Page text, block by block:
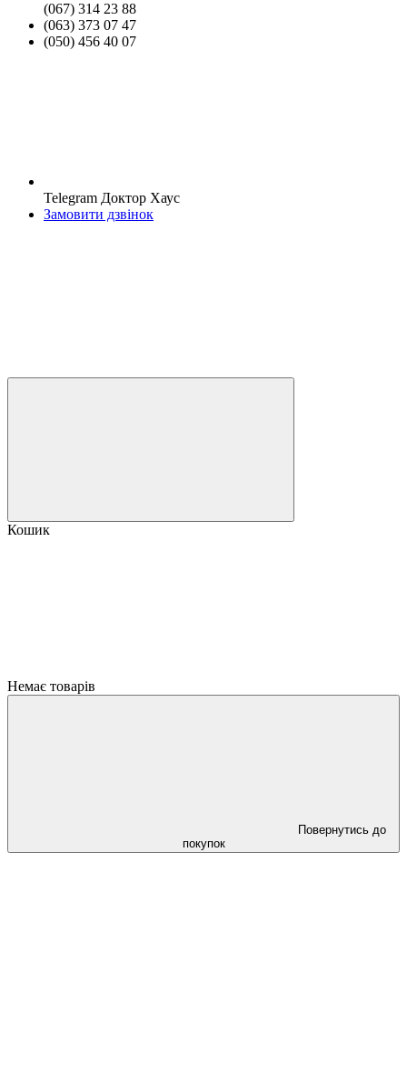
(067) 314 23 88
(063) 373 07 47
(050) 456 40 07
Telegram Доктор Хаус
Замовити дзвінок
Кошик
Немає товарів
Повернутись до
покупок